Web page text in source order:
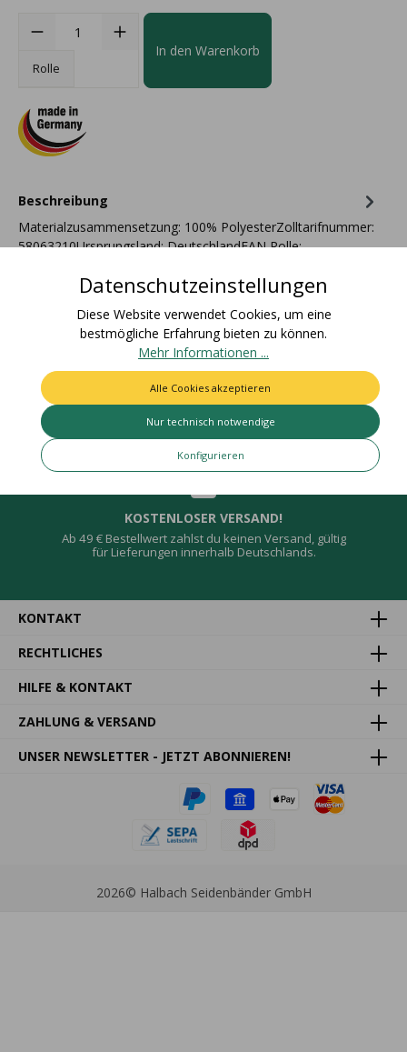
Rolle
In den Warenkorb
Beschreibung
Materialzusammensetzung: 100% PolyesterZolltarifnummer:
58063210Ursprungsland: DeutschlandEAN Rolle:
Bewertungen
Deine Vorteile
KOSTENLOSER VERSAND!
Ab 49 € Bestellwert zahlst du keinen Versand, gültig
für Lieferungen innerhalb Deutschlands.
KONTAKT
RECHTLICHES
HILFE & KONTAKT
ZAHLUNG & VERSAND
UNSER NEWSLETTER - JETZT ABONNIEREN!
2026© Halbach Seidenbänder GmbH
Datenschutzeinstellungen
Diese Website verwendet Cookies, um eine
bestmögliche Erfahrung bieten zu können.
Mehr Informationen ...
Nur technisch notwendige
Konfigurieren
Alle Cookies akzeptieren